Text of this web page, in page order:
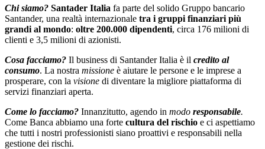
Chi siamo? Santader Italia fa parte del solido Gruppo bancario
Santander, una realtà internazionale tra i gruppi finanziari più
grandi al mondo: oltre 200.000 dipendenti, circa 176 milioni di
clienti e 3,5 milioni di azionisti.
Cosa facciamo? Il business di Santander Italia è il credito al
consumo. La nostra missione è aiutare le persone e le imprese a
prosperare, con la visione di diventare la migliore piattaforma di
servizi finanziari aperta.
Come lo facciamo? Innanzitutto, agendo in modo responsabile.
Come Banca abbiamo una forte cultura del rischio e ci aspettiamo
che tutti i nostri professionisti siano proattivi e responsabili nella
gestione dei rischi.